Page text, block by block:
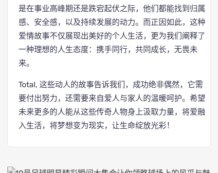
是在事业高峰期还是跌宕起伏之际，他们都能找到归属
感、安全感，以及持续发展的动力。而正因如此，这种
爱情故事不仅展现出美好的个人生活，更为我们阐释了
一种理想的人生态度：携手同行，共同成长，无畏未
来。
Total, 这些动人的故事告诉我们，成功绝非偶然，它需
要付出努力，还需要来自爱人与家人的温暖呵护。希望
未来更多的人能从这些传奇人物身上汲取力量，将爱融
入生活，将梦想变为现实，让生命绽放光彩！